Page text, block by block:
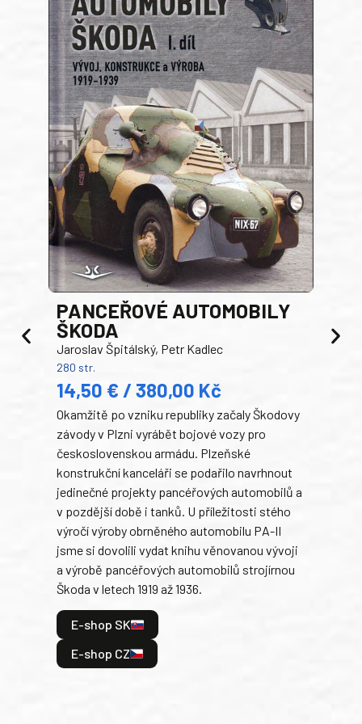
PANCEŘOVÉ AUTOMOBILY
ŠKODA
Jaroslav Špitálský, Petr Kadlec
280 str.
14,50 € / 380,00 Kč
Okamžitě po vzniku republiky začaly Škodovy
závody v Plzni vyrábět bojové vozy pro
československou armádu. Plzeňské
konstrukční kanceláři se podařilo navrhnout
jedinečné projekty pancéřových automobilů a
v pozdější době i tanků. U příležitosti stého
výročí výroby obrněného automobilu PA-II
jsme si dovolili vydat knihu věnovanou vývoji
a výrobě pancéřových automobilů strojírnou
Škoda v letech 1919 až 1936.
E-shop SK
E-shop CZ